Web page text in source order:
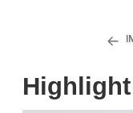
Highlight